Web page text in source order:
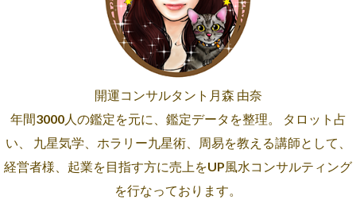
開運コンサルタント月森 由奈
年間3000人の鑑定を元に、鑑定データを整理。 タロット占
い、 九星気学、ホラリー九星術、周易を教える講師として、
経営者様、起業を目指す方に売上をUP風水コンサルティング
を行なっております。